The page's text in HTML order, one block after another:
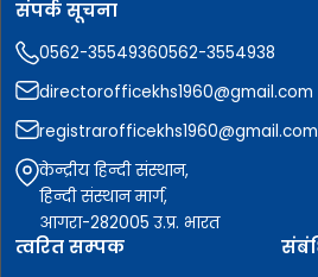
संपर्क सूचना
0562-35549360562-3554938
directorofficekhs1960@gmail.com
registrarofficekhs1960@gmail.com
केन्द्रीय हिन्दी संस्थान,
हिन्दी संस्थान मार्ग,
आगरा-282005 उ.प्र. भारत
त्वरित सम्पक